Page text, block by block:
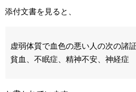
添付文書を見ると、
虚弱体質で血色の悪い人の次の諸証
貧血、不眠症、精神不安、神経症